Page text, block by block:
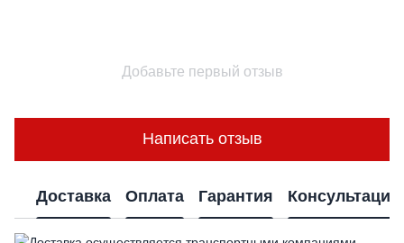
Добавьте первый отзыв
Написать отзыв
Доставка Оплата Гарантия Консультация